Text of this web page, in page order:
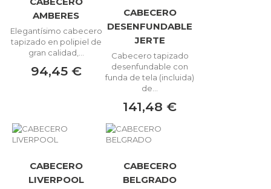
AMBERES
Elegantísimo cabecero
tapizado en polipiel de
gran calidad,...
94,45 €
CABECERO
DESENFUNDABLE
JERTE
Cabecero tapizado
desenfundable con
funda de tela (incluida)
de...
141,48 €
CABECERO
LIVERPOOL
CABECERO
BELGRADO